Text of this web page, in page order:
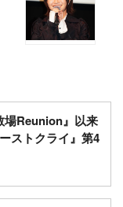
場Reunion』以来
ストクライ』第4